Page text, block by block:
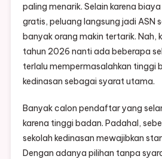
paling menarik. Selain karena
gratis, peluang langsung jadi ASN
banyak orang makin tertarik. Nah,
tahun 2026 nanti ada beberapa
terlalu mempermasalahkan tinggi
kedinasan sebagai syarat utama.
Banyak calon pendaftar yang
karena tinggi badan. Padahal,
sekolah kedinasan mewajibkan
Dengan adanya pilihan tanpa